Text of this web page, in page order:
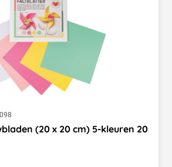
(20 x 20 cm) 5-kleuren 20